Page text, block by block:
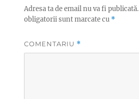
Adresa ta de email nu va fi publicată.
obligatorii sunt marcate cu *
COMENTARIU *